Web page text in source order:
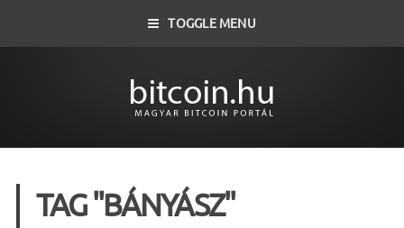
TOGGLE MENU
TAG "BÁNYÁSZ"